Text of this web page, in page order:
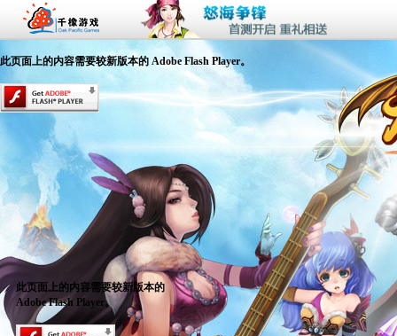
此页面上的内容需要较新版本的 Adobe Flash Player。
此页面上的内容需要较新版本的
Adobe Flash Player。